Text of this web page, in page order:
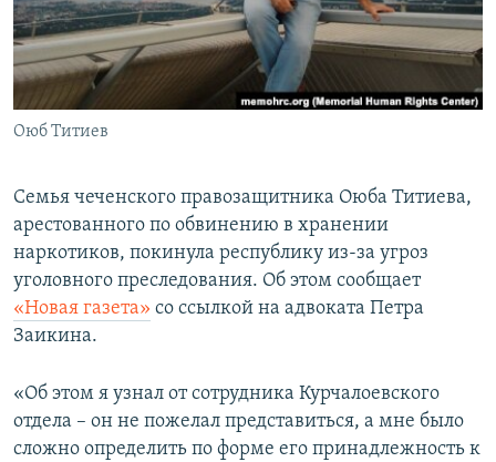
ПОБЕДИТЕЛЕЙ НЕ СУДЯТ?
КРЫМ.НЕПОКОРЕННЫЙ
ELIFBE
УКРАИНСКАЯ ПРОБЛЕМА КРЫМА
ПРИСОЕДИНЯЙТЕСЬ!
Оюб Титиев
Семья чеченского правозащитника Оюба Титиева,
арестованного по обвинению в хранении
наркотиков, покинула республику из-за угроз
уголовного преследования. Об этом сообщает
«Новая газета» со ссылкой на адвоката Петра
Заикина.
«Об этом я узнал от сотрудника Курчалоевского
отдела – он не пожелал представиться, а мне было
сложно определить по форме его принадлежность к